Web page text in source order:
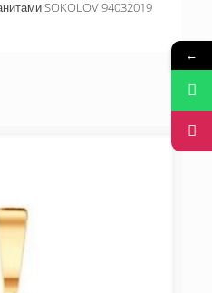
SOKOLOV 94032019
←